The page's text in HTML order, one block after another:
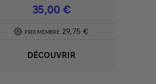
Prix
35,00 €
PRIX MEMBRE 29,75 €
DÉCOUVRIR